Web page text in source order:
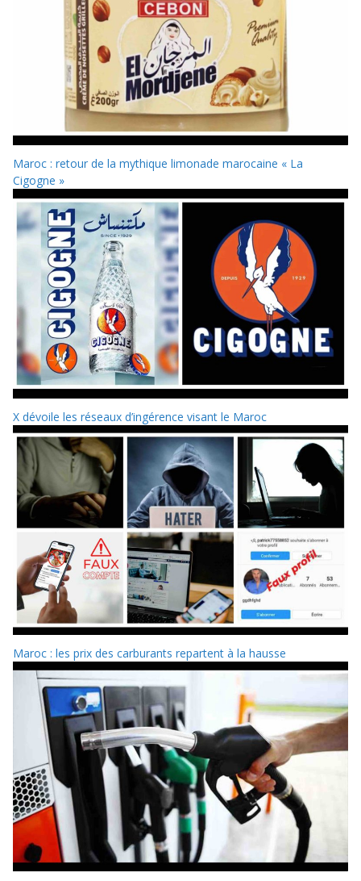
Maroc : retour de la mythique limonade marocaine « La
Cigogne »
X dévoile les réseaux d’ingérence visant le Maroc
Maroc : les prix des carburants repartent à la hausse